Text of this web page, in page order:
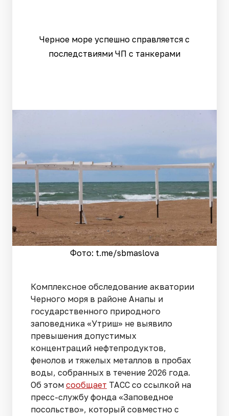
Черное море успешно справляется с
последствиями ЧП с танкерами
Фото: t.me/sbmaslova
Комплексное обследование акватории
Черного моря в районе Анапы и
государственного природного
заповедника «Утриш» не выявило
превышения допустимых
концентраций нефтепродуктов,
фенолов и тяжелых металлов в пробах
воды, собранных в течение 2026 года.
Об этом сообщает ТАСС со ссылкой на
пресс-службу фонда «Заповедное
посольство», который совместно с